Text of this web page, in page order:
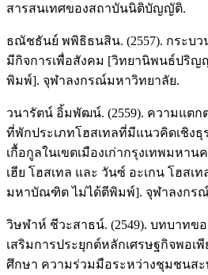
สารสนเทศของสถาบันนิติบัญญัติ.
ธณัชธันย์ พพิธิธนสิน. (2557). กระบ
มีกิจการเพื่อสังคม [วิทยานิพนธ์ปริ
พิมพ์]. จุฬาลงกรณ์มหาวิทยาลัย.
วนารัตน์ อิ้มพัฒน์. (2559). ความแตก
ที่พักประเภทโฮสเทลที่มีแนวคิดเชิง
เกื้อกูลในเขตเมืองเก่ากรุงเทพมหา
เฮีย โฮสเทล และ วันซ์ อะเกน โฮส
มหาบัณฑิต ไม่ได้ตีพิมพ์]. จุฬาลงกร
วิษฬาห์ ชีวะสาธน์. (2549). บทบาทข
เสริมการประยุกต์หลักเศรษฐกิจพอ
ศึกษา ความร่วมมือระหว่างชุมชนส